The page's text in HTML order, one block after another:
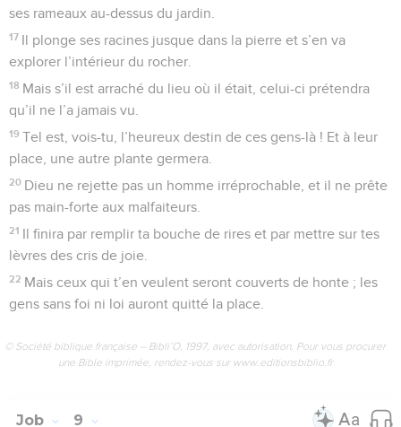
ses rameaux au-dessus du jardin.
17 Il plonge ses racines jusque dans la pierre et s’en va
explorer l’intérieur du rocher.
18 Mais s’il est arraché du lieu où il était, celui-ci prétendra
qu’il ne l’a jamais vu.
19 Tel est, vois-tu, l’heureux destin de ces gens-là ! Et à leur
place, une autre plante germera.
20 Dieu ne rejette pas un homme irréprochable, et il ne prête
pas main-forte aux malfaiteurs.
21 Il finira par remplir ta bouche de rires et par mettre sur tes
lèvres des cris de joie.
22 Mais ceux qui t’en veulent seront couverts de honte ; les
gens sans foi ni loi auront quitté la place.
© Société biblique française – Bibli’O, 1997, avec autorisation. Pour vous procurer
une Bible imprimée, rendez-vous sur www.editionsbiblio.fr
Job 9